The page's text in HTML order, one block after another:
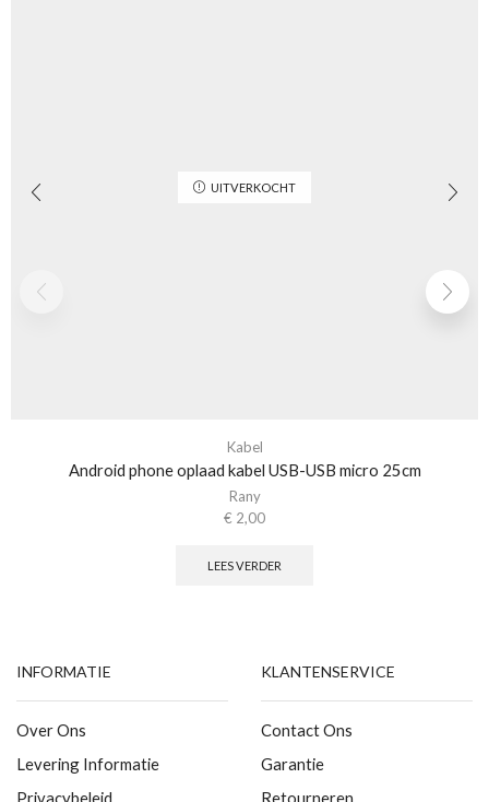
UITVERKOCHT
Kabel
Android phone oplaad kabel USB-USB micro 25cm
Rany
€ 2,00
LEES VERDER
INFORMATIE
Over Ons
Levering Informatie
Privacybeleid
KLANTENSERVICE
Contact Ons
Garantie
Retourneren